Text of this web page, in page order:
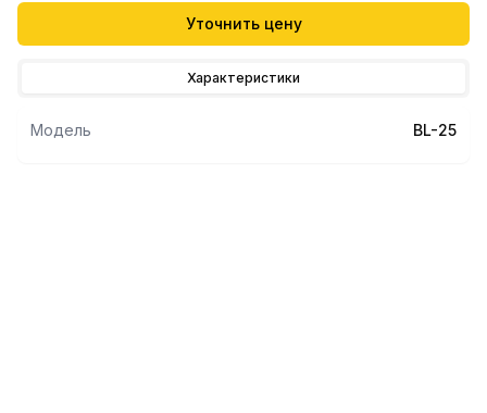
Уточнить цену
Характеристики
Модель BL-25